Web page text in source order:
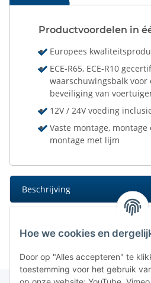
Hoe we cookies en
Door op "Alles accepteren" te
toestemming voor het gebruik
Productvoordelen in
Europees
ECE-R65, ECE-R10
waarschuwingsbalk voor
beveiliging van
12V / 24V voeding
Vaste montage,
montage met lijm
Beschrijving